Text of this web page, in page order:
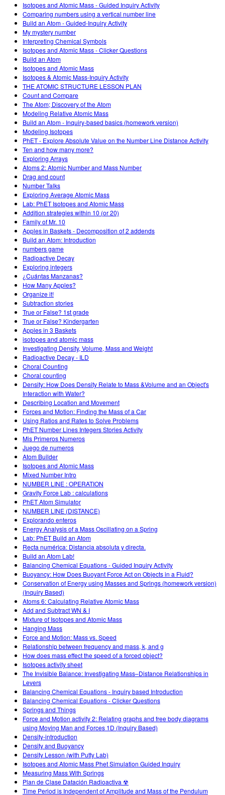
Isotopes and Atomic Mass - Guided Inquiry Activity
Comparing numbers using a vertical number line
Build an Atom - Guided-Inquiry Activity
My mystery number
Interpreting Chemical Symbols
Isotopes and Atomic Mass - Clicker Questions
Build an Atom
Isotopes and Atomic Mass
Isotopes & Atomic Mass-Inquiry Activity
THE ATOMIC STRUCTURE LESSON PLAN
Count and Compare
The Atom; Discovery of the Atom
Modeling Relative Atomic Mass
Build an Atom - Inquiry-based basics (homework version)
Modeling Isotopes
PhET - Explore Absolute Value on the Number Line Distance Activity
Ten and how many more?
Exploring Arrays
Atoms 2: Atomic Number and Mass Number
Drag and count
Number Talks
Exploring Average Atomic Mass
Lab: PhET Isotopes and Atomic Mass
Addition strategies within 10 (or 20)
Family of Mr. 10
Apples in Baskets - Decomposition of 2 addends
Build an Atom: Introduction
numbers game
Radioactive Decay
Exploring integers
¿Cuántas Manzanas?
How Many Apples?
Organize it!
Subtraction stories
True or False? 1st grade
True or False? Kindergarten
Apples in 3 Baskets
isotopes and atomic mass
Investigating Density, Volume, Mass and Weight
Radioactive Decay - ILD
Choral Counting
Choral counting
Density: How Does Density Relate to Mass &Volume and an Object's
Interaction with Water?
Describing Location and Movement
Forces and Motion: Finding the Mass of a Car
Using Ratios and Rates to Solve Problems
PhET Number Lines Integers Stories Activity
Mis Primeros Numeros
Juego de numeros
Atom Builder
Isotopes and Atomic Mass
Mixed Number Intro
NUMBER LINE : OPERATION
Gravity Force Lab : calculations
PhET Atom Simulator
NUMBER LINE (DISTANCE)
Explorando enteros
Energy Analysis of a Mass Oscillating on a Spring
Lab: PhET Build an Atom
Recta numérica: Distancia absoluta y directa.
Build an Atom Lab!
Balancing Chemical Equations - Guided Inquiry Activity
Buoyancy: How Does Buoyant Force Act on Objects in a Fluid?
Conservation of Energy using Masses and Springs (homework version)
(Inquiry Based)
Atoms 6: Calculating Relative Atomic Mass
Add and Subtract WN & I
Mixture of Isotopes and Atomic Mass
Hanging Mass
Force and Motion: Mass vs. Speed
Relationship between frequency and mass, k, and g
How does mass effect the speed of a forced object?
Isotopes activity sheet
The Invisible Balance: Investigating Mass–Distance Relationships in
Levers
Balancing Chemical Equations - Inquiry based Introduction
Balancing Chemical Equations - Clicker Questions
Springs and Things
Force and Motion activity 2: Relating graphs and free body diagrams
using Moving Man and Forces 1D (Inquiry Based)
Density-introduction
Density and Buoyancy
Density Lesson (with Putty Lab)
Isotopes and Atomic Mass Phet Simulation Guided Inquiry
Measuring Mass With Springs
Plan de Clase Datación Radioactiva ☢
Time Period is Independent of Amplitude and Mass of the Pendulum